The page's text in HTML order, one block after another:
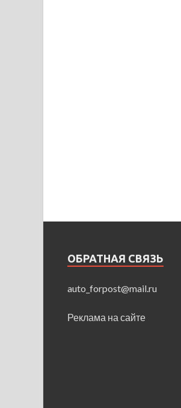
ОБРАТНАЯ СВЯЗЬ
auto_forpost@mail.ru
Реклама на сайте